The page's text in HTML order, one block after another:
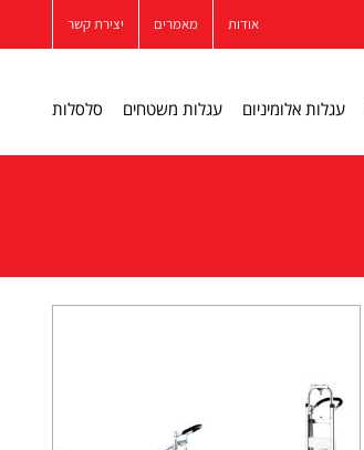
אודות מאמרים יצירת קשר
עגלות אלומיניום עגלות משטחים סלסלות